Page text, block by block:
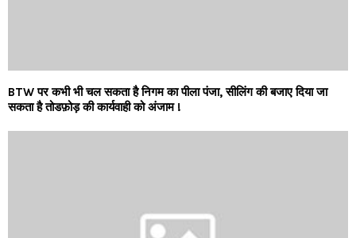
BTW पर कभी भी चल सकता है निगम का पीला पंजा, सीलिंग की बजाए दिया जा
सकता है तोडफ़ोड़ की कार्यवाही को अंजाम !